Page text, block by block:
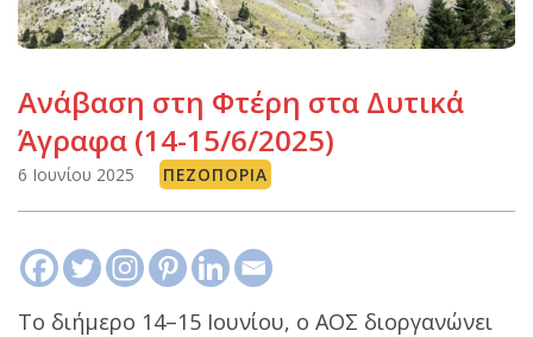
Ανάβαση στη Φτέρη στα Δυτικά
Άγραφα (14-15/6/2025)
6 Ιουνίου 2025 ΠΕΖΟΠΟΡΊΑ
Το διήμερο 14–15 Ιουνίου, o ΑΟΣ διοργανώνει